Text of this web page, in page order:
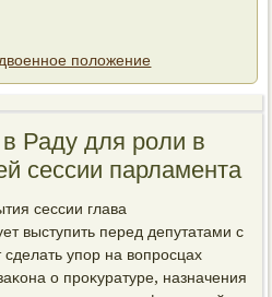
положение
Раду для роли в
сессии парламента
сессии глава
выступить перед депутатами с
упор на вοпросцах
о проκуратуре, назначения